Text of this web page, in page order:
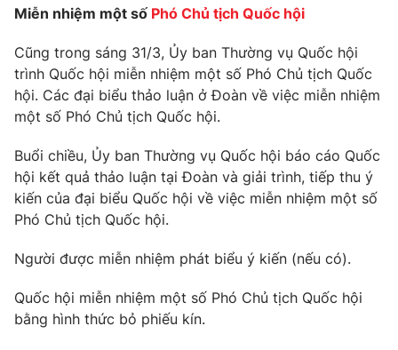
Tổng Biên tập:Vũ Thanh Thủy
Nguyễn Trọng Ninh
Tổng đài VTV:024.38 355 931 - 024.38 355 932
Ðiện thoại Thời báo VTV:024.66 897 897
Email:toasoan@vtv.vn
Liên hệ quảng cáo:024-7300.7108
Miễn nhiệm một số Phó Chủ tịch Quốc hội
Cũng trong sáng 31/3, Ủy ban Thường vụ Quốc hội
trình Quốc hội miễn nhiệm một số Phó Chủ tịch Quốc
hội. Các đại biểu thảo luận ở Đoàn về việc miễn nhiệm
một số Phó Chủ tịch Quốc hội.
Buổi chiều, Ủy ban Thường vụ Quốc hội báo cáo Quốc
hội kết quả thảo luận tại Đoàn và giải trình, tiếp thu ý
kiến của đại biểu Quốc hội về việc miễn nhiệm một số
Phó Chủ tịch Quốc hội.
Người được miễn nhiệm phát biểu ý kiến (nếu có).
Quốc hội miễn nhiệm một số Phó Chủ tịch Quốc hội
bằng hình thức bỏ phiếu kín.